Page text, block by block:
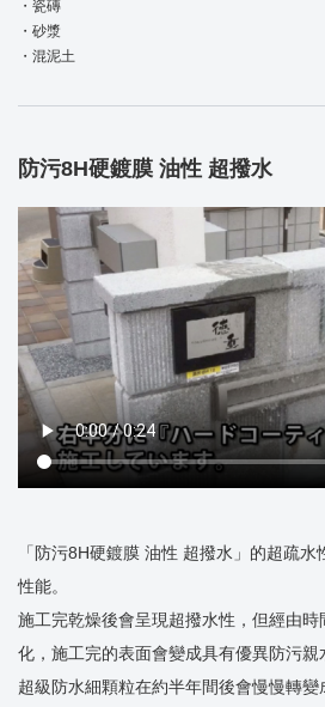
・瓷磚
・砂漿
・混泥土
防污8H硬鍍膜 油性 超撥水
「防污8H硬鍍膜 油性 超撥水」的超疏
性能。
施工完乾燥後會呈現超撥水性，但經由
化，施工完的表面會變成具有優異防污親
超級防水細顆粒在約半年間後會慢慢轉